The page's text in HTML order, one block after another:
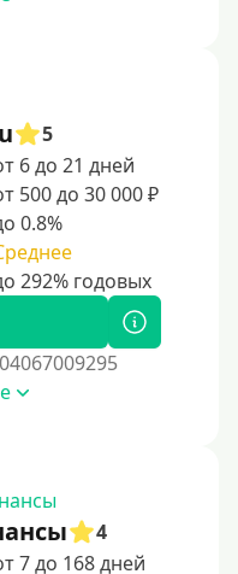
5
6 до 21 дней
500 до 30 000 ₽
0.8%
4
7 до 168 дней